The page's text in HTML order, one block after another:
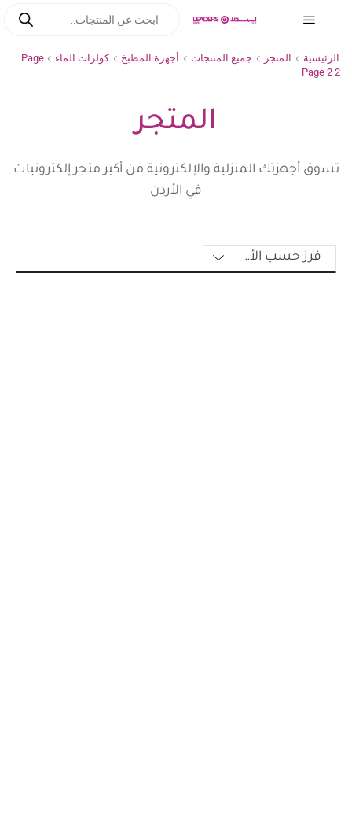
الرئيسية المتجر جميع المنتجات أجهزة المطبخ كولرات الماء
Page
2
Page 2
المتجر
تسوق أجهزتك المنزلية والإلكترونية من أكبر متجر إلكترونيات
في الأردن